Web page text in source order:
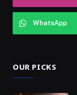
WhatsApp
OUR PICKS